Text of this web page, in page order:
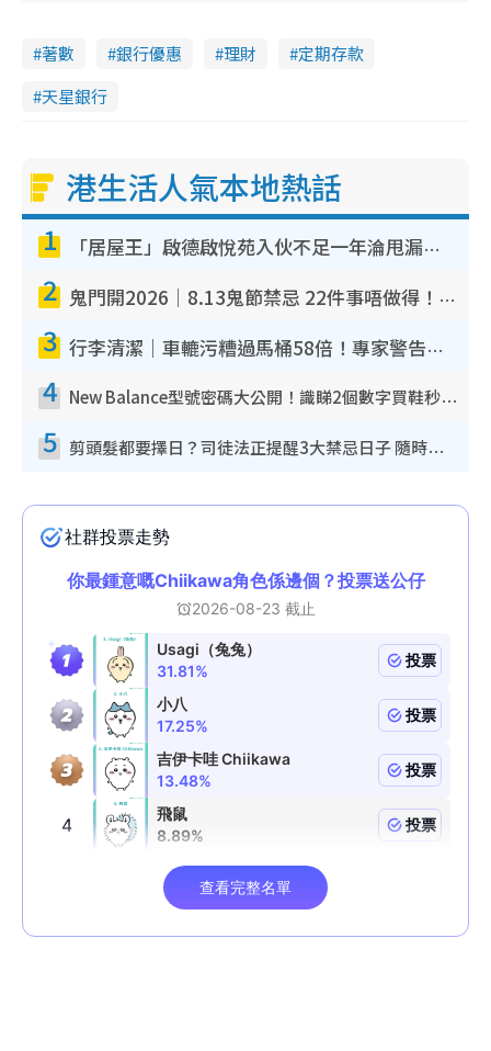
著數 銀行優惠 理財
定期存款
天星銀行
港生活人氣本地熱話
1 「居屋王」啟德啟悅苑入伙不足一年淪甩漏之王！插頭噴火花致大停電 多戶業主全屋家電報銷
2 鬼門開2026｜8.13鬼節禁忌 22件事唔做得！燒肉、刺身要少食？半夜勿吹口哨/打呢個電話
3 行李清潔｜車轆污糟過馬桶58倍！專家警告忌用酒精抹 教1招免污手除菌
4 New Balance型號密碼大公開！識睇2個數字買鞋秒知功能免中伏 附5大熱門鞋款
5 剪頭髮都要擇日？司徒法正提醒3大禁忌日子 隨時剪走財運！呢日剪髮恐「剪壽命」？